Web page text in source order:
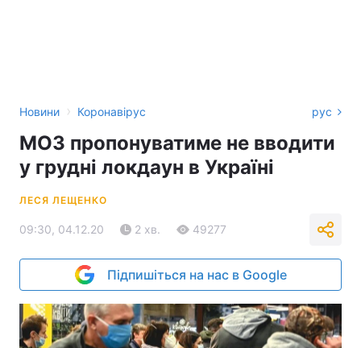
Новини › Коронавірус рус
МОЗ пропонуватиме не вводити
у грудні локдаун в Україні
ЛЕСЯ ЛЕЩЕНКО
09:30, 04.12.20 2 хв. 49277
Підпишіться на нас в Google